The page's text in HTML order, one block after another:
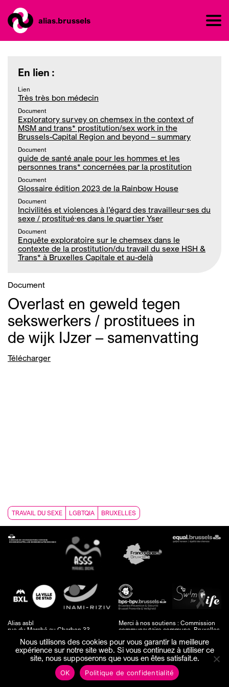
alias.brussels
En lien :
Lien
Très très bon médecin
Document
Exploratory survey on chemsex in the context of
MSM and trans* prostitution/sex work in the
Brussels-Capital Region and beyond – summary
Document
guide de santé anale pour les hommes et les
personnes trans* concernées par la prostitution
Document
Glossaire édition 2023 de la Rainbow House
Document
Incivilités et violences à l’égard des travailleur·ses du
sexe / prostitué·es dans le quartier Yser
Document
Enquête exploratoire sur le chemsex dans le
contexte de la prostitution/du travail du sexe HSH &
Trans* à Bruxelles Capitale et au-delà
Document
Overlast en geweld tegen
sekswerkers / prostituees in
de wijk IJzer – samenvatting
Télécharger
TRAVAIL DU SEXE LGBTQIA BRUXELLES
Alias asbl
rue du Marché au Charbon 33
Belgique
contact@alias.brussels
Merci à nos soutiens : Commission
communautaire commune, Bruxelles
Bruxelles, BXL La ville, Inami, ASSS,
Swim for life et Equal.brussels.
Site web :Geometry/ Identité
graphique : Simon Ruaut
Politique de confidentialité
Procédure de plainte
Nous utilisons des cookies pour vous garantir la meilleure
expérience sur notre site web. Si vous continuez à utiliser ce
site, nous supposerons que vous en êtes satisfait.e.
OK Politique de confidentialité